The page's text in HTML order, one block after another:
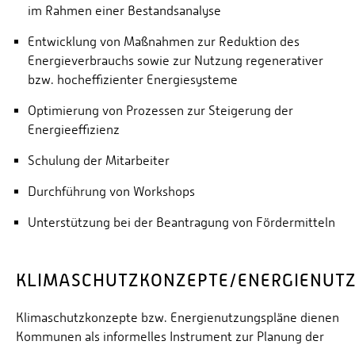
im Rahmen einer Bestandsanalyse
Entwicklung von Maßnahmen zur Reduktion des
Energieverbrauchs sowie zur Nutzung regenerativer
bzw. hocheffizienter Energiesysteme
Optimierung von Prozessen zur Steigerung der
Energieeffizienz
Schulung der Mitarbeiter
Durchführung von Workshops
Unterstützung bei der Beantragung von Fördermitteln
KLIMASCHUTZKONZEPTE/
Klimaschutzkonzepte bzw. Energienutzungspläne dienen
Kommunen als informelles Instrument zur Planung der